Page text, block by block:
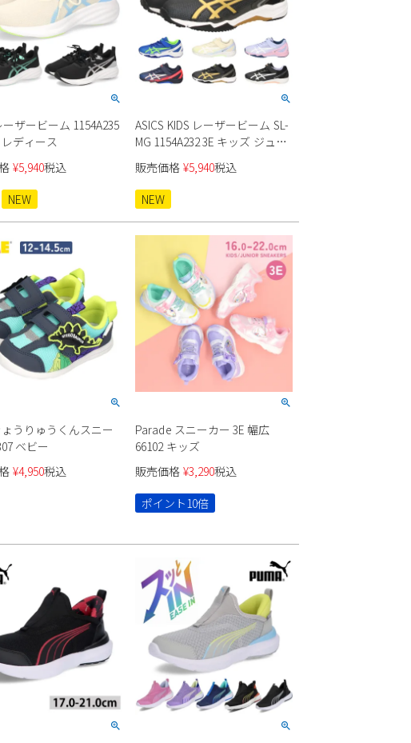
ーザービーム 1154A235
ディース
¥5,940税込
NEW
ASICS KIDS レーザービーム SL-
MG 1154A232 3E キッズ ジュニ
ア
販売価格 ¥5,940税込
NEW
ょうりゅうくんスニー
ベビー
¥4,950税込
Parade スニーカー 3E 幅広
66102 キッズ
販売価格 ¥3,290税込
ポイント10倍